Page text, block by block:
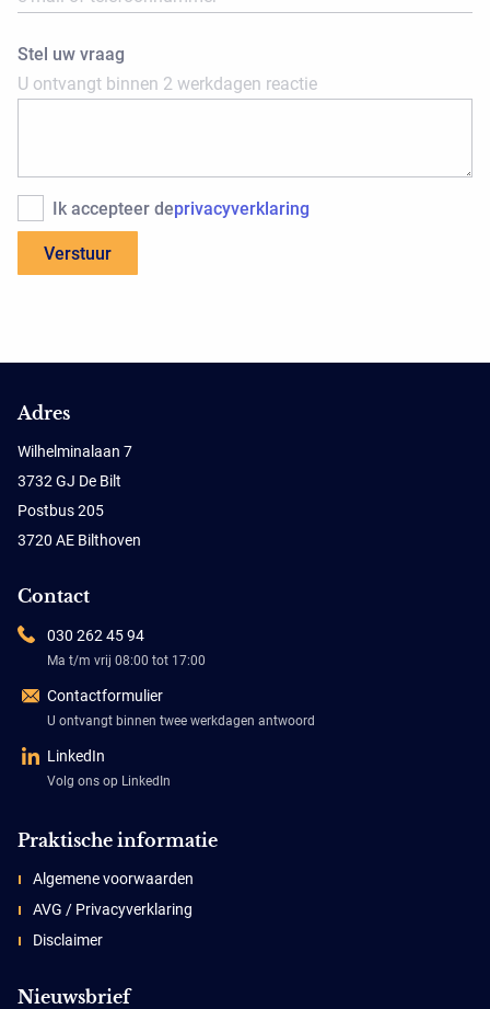
Stel uw vraag
U ontvangt binnen 2 werkdagen reactie
Ik accepteer deprivacyverklaring
Adres
Wilhelminalaan 7
3732 GJ De Bilt
Postbus 205
3720 AE Bilthoven
Contact
030 262 45 94
Ma t/m vrij 08:00 tot 17:00
Contactformulier
U ontvangt binnen twee werkdagen antwoord
LinkedIn
Volg ons op LinkedIn
Praktische informatie
Algemene voorwaarden
AVG / Privacyverklaring
Disclaimer
Nieuwsbrief